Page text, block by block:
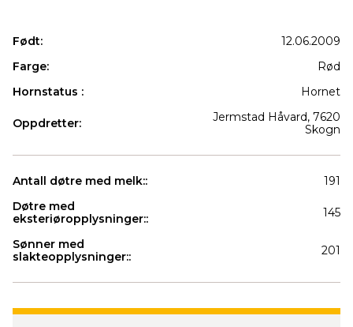
Født:
12.06.2009
Farge:
Rød
Hornstatus :
Hornet
Oppdretter:
Jermstad Håvard, 7620
Skogn
Antall døtre med melk::
191
Døtre med
eksteriøropplysninger::
145
Sønner med
slakteopplysninger::
201
Produkter